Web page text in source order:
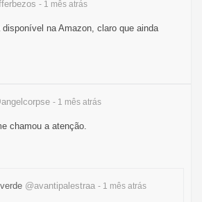
- 1 mês atrás
na Amazon, claro que ainda
- 1 mês atrás
chamou a atenção.
@avantipalestraa - 1 mês atrás